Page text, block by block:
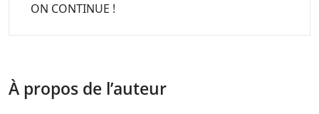
ON CONTINUE !
À propos de l’auteur